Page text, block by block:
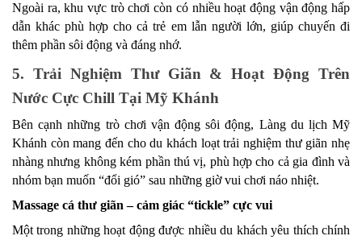
Ngoài ra, khu vực trò chơi còn có nhiều hoạt động vận động hấp
dẫn khác phù hợp cho cả trẻ em lẫn người lớn, giúp chuyến đi
thêm phần sôi động và đáng nhớ.
5. Trải Nghiệm Thư Giãn & Hoạt Động Trên
Nước Cực Chill Tại Mỹ Khánh
Bên cạnh những trò chơi vận động sôi động, Làng du lịch Mỹ
Khánh còn mang đến cho du khách loạt trải nghiệm thư giãn nhẹ
nhàng nhưng không kém phần thú vị, phù hợp cho cả gia đình và
nhóm bạn muốn “đổi gió” sau những giờ vui chơi náo nhiệt.
Massage cá thư giãn – cảm giác “tickle” cực vui
Một trong những hoạt động được nhiều du khách yêu thích chính